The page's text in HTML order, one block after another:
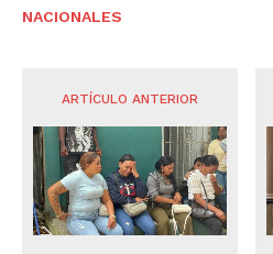
NACIONALES
ARTÍCULO ANTERIOR